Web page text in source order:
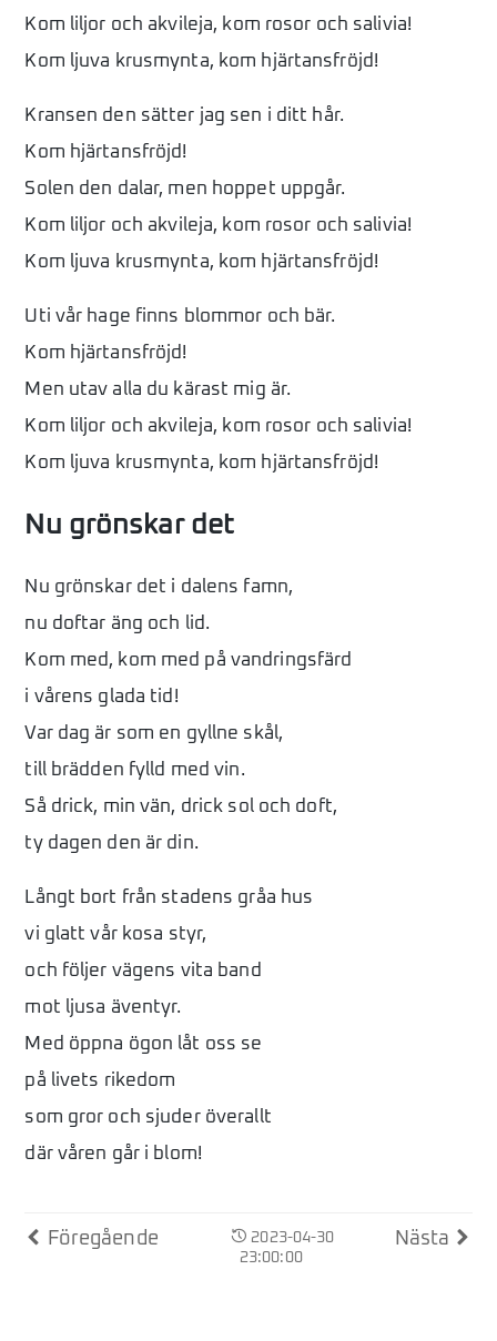
Kom liljor och akvileja, kom rosor och salivia!
Kom ljuva krusmynta, kom hjärtansfröjd!
Kransen den sätter jag sen i ditt hår.
Kom hjärtansfröjd!
Solen den dalar, men hoppet uppgår.
Kom liljor och akvileja, kom rosor och salivia!
Kom ljuva krusmynta, kom hjärtansfröjd!
Uti vår hage finns blommor och bär.
Kom hjärtansfröjd!
Men utav alla du kärast mig är.
Kom liljor och akvileja, kom rosor och salivia!
Kom ljuva krusmynta, kom hjärtansfröjd!
Nu grönskar det
Nu grönskar det i dalens famn,
nu doftar äng och lid.
Kom med, kom med på vandringsfärd
i vårens glada tid!
Var dag är som en gyllne skål,
till brädden fylld med vin.
Så drick, min vän, drick sol och doft,
ty dagen den är din.
Långt bort från stadens gråa hus
vi glatt vår kosa styr,
och följer vägens vita band
mot ljusa äventyr.
Med öppna ögon låt oss se
på livets rikedom
som gror och sjuder överallt
där våren går i blom!
Föregående
2023-04-30
23:00:00
Nästa